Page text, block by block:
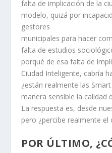
falta de implicación de la
modelo, quizá por
gestores
municipales para hacer
falta de estudios
porqué de esa falta de
Ciudad Inteligente, cabría
¿están realmente las
manera sensible la calidad
La respuesta es, desde
pero ¿percibe realmente
POR ÚLTIMO,